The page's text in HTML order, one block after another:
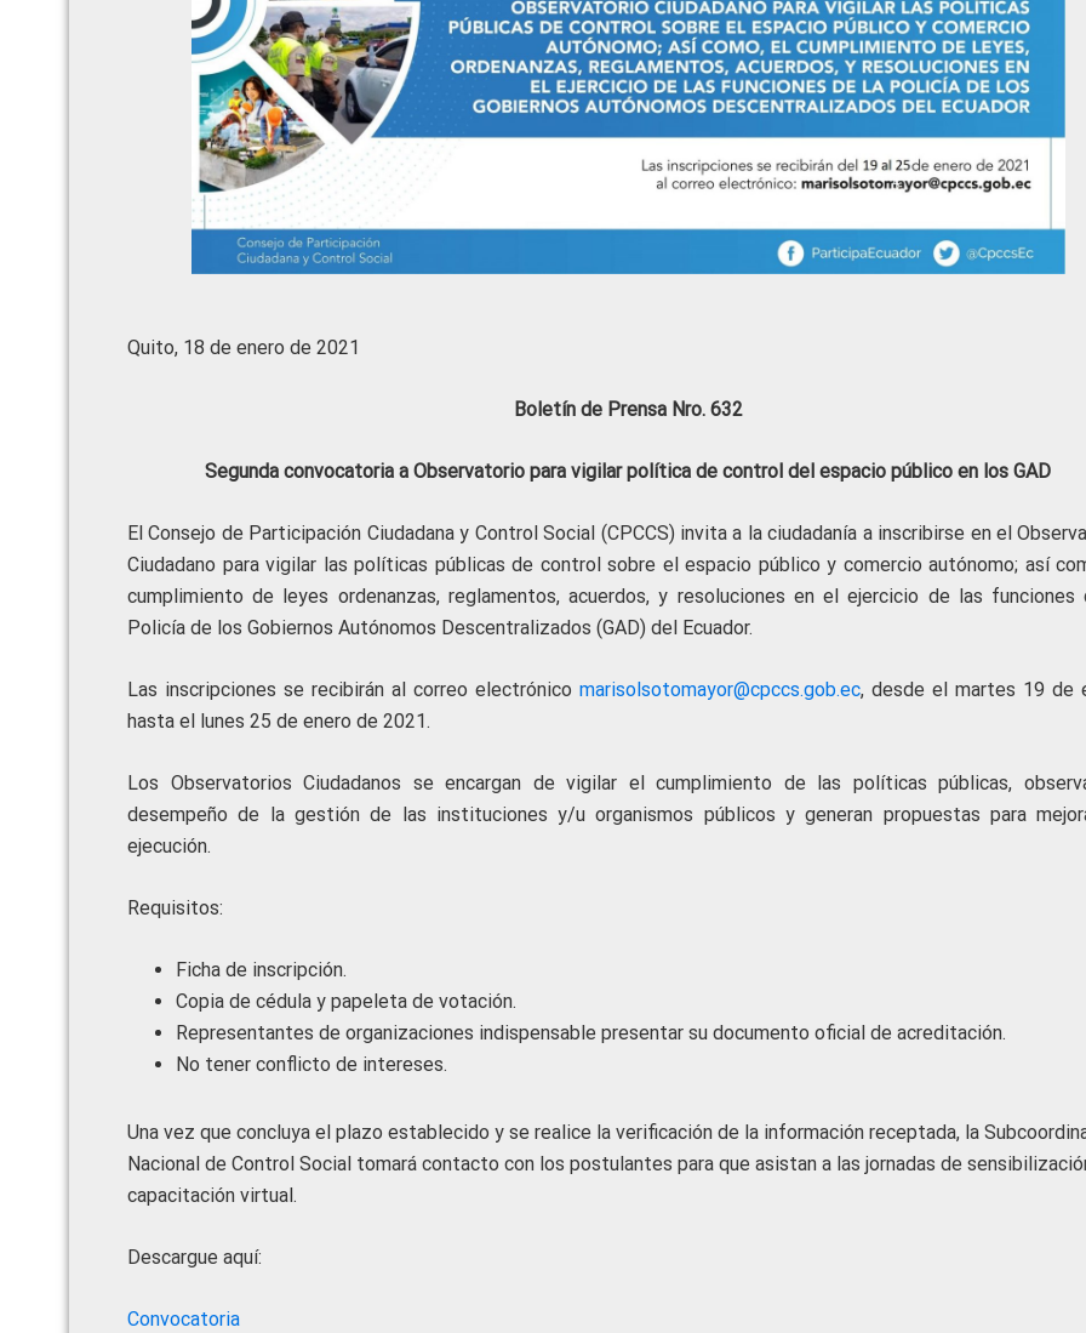
Quito, 18 de enero de 2021
Boletín de Prensa Nro. 632
Segunda convocatoria a Observatorio para vigilar política de control del espacio público en los GAD
El Consejo de Participación Ciudadana y Control Social (CPCCS) invita a la ciudadanía a inscribirse en el
Ciudadano para vigilar las políticas públicas de control sobre el espacio público y comercio autónomo; así
cumplimiento de leyes ordenanzas, reglamentos, acuerdos, y resoluciones en el ejercicio de las funciones
Policía de los Gobiernos Autónomos Descentralizados (GAD) del Ecuador.
Las inscripciones se recibirán al correo electrónico marisolsotomayor@cpccs.gob.ec, desde el martes 19 de
hasta el lunes 25 de enero de 2021.
Los Observatorios Ciudadanos se encargan de vigilar el cumplimiento de las políticas públicas,
desempeño de la gestión de las instituciones y/u organismos públicos y generan propuestas para
ejecución.
Requisitos:
Ficha de inscripción.
Copia de cédula y papeleta de votación.
Representantes de organizaciones indispensable presentar su documento oficial de acreditación.
No tener conflicto de intereses.
Una vez que concluya el plazo establecido y se realice la verificación de la información receptada, la
Nacional de Control Social tomará contacto con los postulantes para que asistan a las jornadas de
capacitación virtual.
Descargue aquí:
Convocatoria